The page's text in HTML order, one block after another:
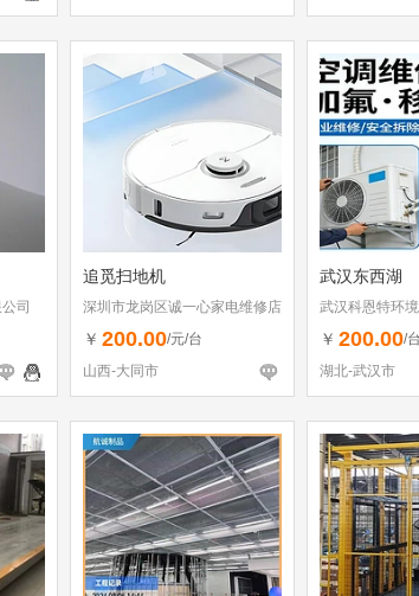
司
追觅扫地机
深圳市龙岗区诚一心家电维修店
（个体工商户）
￥ 200.00/元/台
山西-大同市
武汉东西湖
武汉科恩特环
￥ 200.00/台
湖北-武汉市